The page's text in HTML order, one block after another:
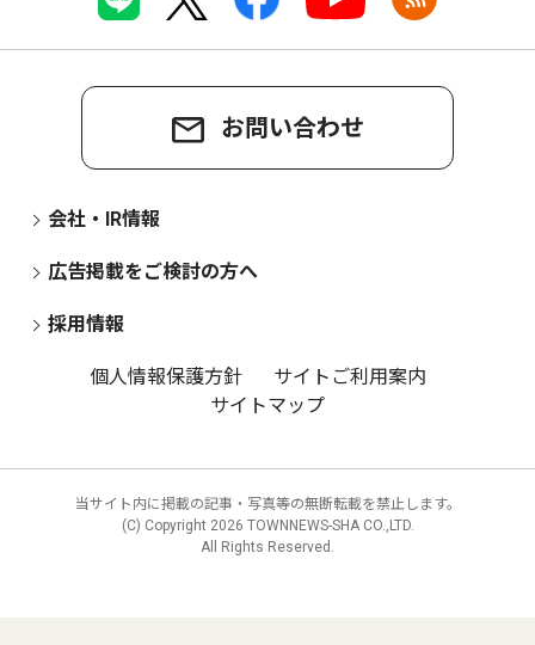
お問い合わせ
会社・IR情報
広告掲載をご検討の方へ
採用情報
個人情報保護方針
サイトご利用案内
サイトマップ
当サイト内に掲載の記事・写真等の無断転載を禁止します。
(C) Copyright 2026 TOWNNEWS-SHA CO.,LTD.
All Rights Reserved.